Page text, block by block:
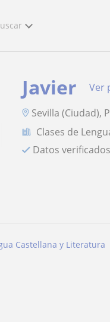
Javier
Ver
Sevilla (Ciudad),
Clases de
Datos verificados
Castellana y Literatura